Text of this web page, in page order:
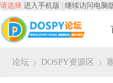
请选择 进入手机版 继续访问电脑
论坛 DOSPY资源区